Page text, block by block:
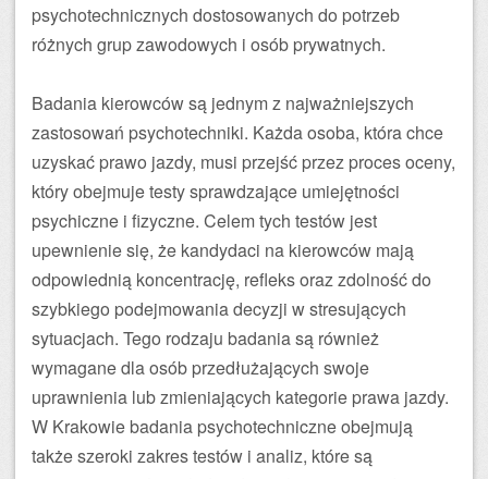
psychotechnicznych dostosowanych do potrzeb
różnych grup zawodowych i osób prywatnych.
Badania kierowców są jednym z najważniejszych
zastosowań psychotechniki. Każda osoba, która chce
uzyskać prawo jazdy, musi przejść przez proces oceny,
który obejmuje testy sprawdzające umiejętności
psychiczne i fizyczne. Celem tych testów jest
upewnienie się, że kandydaci na kierowców mają
odpowiednią koncentrację, refleks oraz zdolność do
szybkiego podejmowania decyzji w stresujących
sytuacjach. Tego rodzaju badania są również
wymagane dla osób przedłużających swoje
uprawnienia lub zmieniających kategorie prawa jazdy.
W Krakowie badania psychotechniczne obejmują
także szeroki zakres testów i analiz, które są